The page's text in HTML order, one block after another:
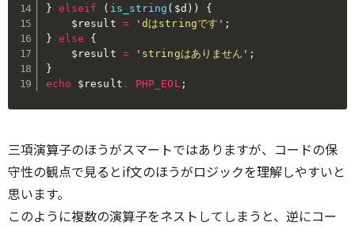
} elseif ( is_string ( $d ) )
{
$result = 'dはstringです' ;
} else
{
$result = 'stringはありません' ;
}
echo
$result . PHP_EOL ;
三項演算子のほうがスマートではありますが、コードの保
守性の観点で見るとif文のほうがロジックを理解しやすいと
思います。
このように複数の演算子をネストしてしまうと、逆にコー